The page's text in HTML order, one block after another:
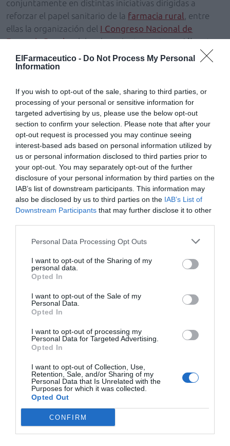
ElFarmaceutico - Do Not Process My Personal
Information
If you wish to opt-out of the sale, sharing to third parties, or
processing of your personal or sensitive information for
targeted advertising by us, please use the below opt-out
section to confirm your selection. Please note that after your
opt-out request is processed you may continue seeing
interest-based ads based on personal information utilized by
us or personal information disclosed to third parties prior to
your opt-out. You may separately opt-out of the further
disclosure of your personal information by third parties on the
IAB’s list of downstream participants. This information may
also be disclosed by us to third parties on the IAB’s List of
Downstream Participants that may further disclose it to other
Personal Data Processing Opt Outs
I want to opt-out of the Sharing of my
personal data.
Opted In
I want to opt-out of the Sale of my
Personal Data.
Opted In
I want to opt-out of processing my
Personal Data for Targeted Advertising.
Opted In
I want to opt-out of Collection, Use,
Retention, Sale, and/or Sharing of my
Personal Data that Is Unrelated with the
Purposes for which it was collected.
Opted Out
CONFIRM
conjuntamente en distintas iniciativas dirigidas a
reforzar el papel sanitario de la farmacia rural , entre
ellas la organización del I Congreso Nacional de
Farmacia Rural, celebrado recientemente enAlicante.
La nuevaJunta Directivaafronta esta etapa con el
consolidar el papel de lafarmacia ruralcomo un
servicio sanitario esencialpara la población de los
municipios más pequeños, donde lafarmaciaes uno
de losrecursos sanitarios más cercanos para los
ciudadanos
Prioridades
Entre las prioridades del nuevo equipo se encuentra
reforzar lacolaboración con instituciones y entidades
sanitarias, impulsariniciativas profesionalesque
visibilicen la realidad de la
farmacia rural
farmacéuticaen las zonas con menor densidad de
población.
AFARPAagrupa a
municipios rurales y trabaja para defender y
promover un modelo de
farmacia cercano, accesible
plenamente integrado en la
entornos rurales. Tras la reciente actualización de sus
estatutos, la asociación ha ampliado su ámbito de
farmacéuticos ruralesde toda laComunidad
Valenciana, manteniendo su denominación original, ya
consolidada dentro del sector.
AñadirEl Farmacéutico
de Google de forma gratuita